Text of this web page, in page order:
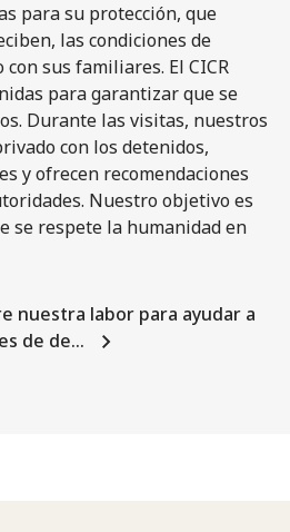
para su protección, que
las condiciones de
sus familiares. El CICR
para garantizar que se
Durante las visitas, nuestros
con los detenidos,
y ofrecen recomendaciones
Nuestro objetivo es
se respete la humanidad en
nuestra labor para ayudar a
de de…